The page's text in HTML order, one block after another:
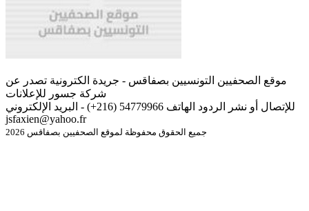
موقع الصحفيين التونسيين بصفاقس - جريدة الكترونية تصدر عن
شركة جسور للإعلانات
للإتصال أو نشر الردود الهاتف 54779966 (216+) - البريد الإلكتروني
jsfaxien@yahoo.fr
جميع الحقوق محفوظة لموقع الصحفيين بصفاقس 2026